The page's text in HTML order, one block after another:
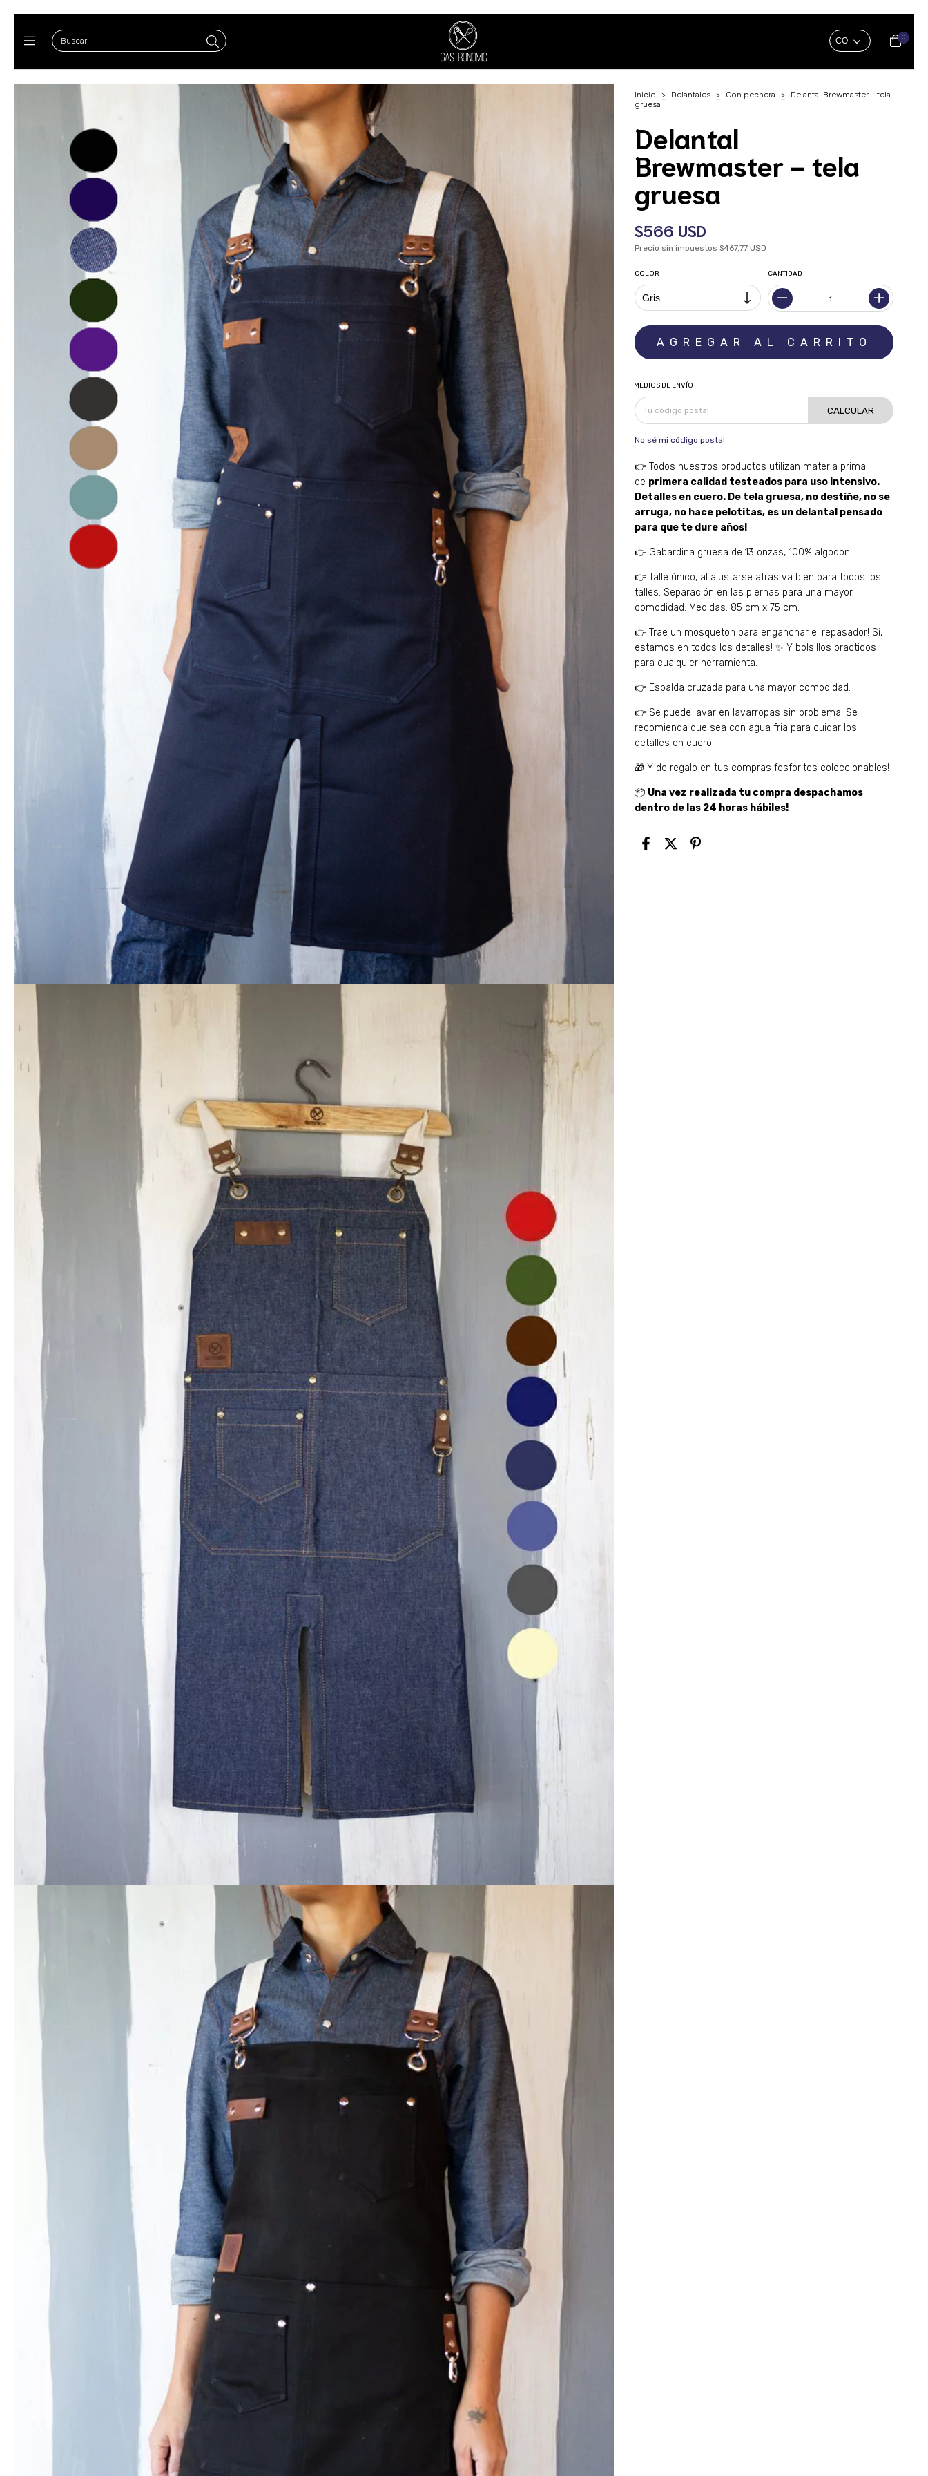
0
Inicio > Delantales > Con pechera >
Delantal Brewmaster - tela
gruesa
Delantal
Brewmaster - tela
gruesa
$566 USD
Precio sin impuestos$467.77 USD
COLOR CANTIDAD
MEDIOS DE ENVÍO
CALCULAR
No sé mi código postal
👉 Todos nuestros productos utilizan materia prima
de primera calidad testeados para uso intensivo.
Detalles en cuero. De tela gruesa, no destiñe, no se
arruga, no hace pelotitas, es un delantal pensado
para que te dure años!
👉 Gabardina gruesa de 13 onzas, 100% algodon.
👉 Talle único, al ajustarse atras va bien para todos los
talles. Separación en las piernas para una mayor
comodidad. Medidas: 85 cm x 75 cm.
👉 Trae un mosqueton para enganchar el repasador! Si,
estamos en todos los detalles! ✨ Y bolsillos practicos
para cualquier herramienta.
👉 Espalda cruzada para una mayor comodidad.
👉 Se puede lavar en lavarropas sin problema! Se
recomienda que sea con agua fria para cuidar los
detalles en cuero.
🎁 Y de regalo en tus compras fosforitos coleccionables!
📦 Una vez realizada tu compra despachamos
dentro de las 24 horas hábiles!